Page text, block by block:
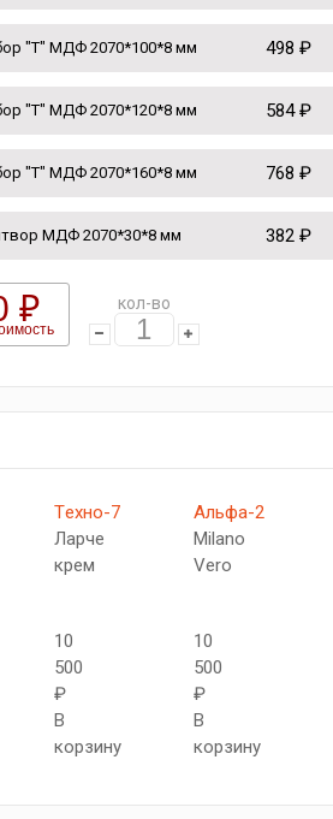
"Т" МДФ 2070*100*8 мм 498 ₽
"Т" МДФ 2070*120*8 мм 584 ₽
"Т" МДФ 2070*160*8 мм 768 ₽
МДФ 2070*30*8 мм 382 ₽
₽ кол-во
Tехно-7
Ларче
крем
10
500
₽
В
корзину
Альфа-2
Milano
Vero
10
500
₽
В
корзину